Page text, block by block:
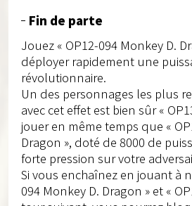
Fin de parte
Jouez « OP12-094 Monkey D.
déployer rapidement une
révolutionnaire.
Un des personnages les plus
avec cet effet est bien sûr «
jouer en même temps que «
Dragon », doté de 8000 de
forte pression sur votre
Si vous enchaînez en jouant à
094 Monkey D. Dragon » et «